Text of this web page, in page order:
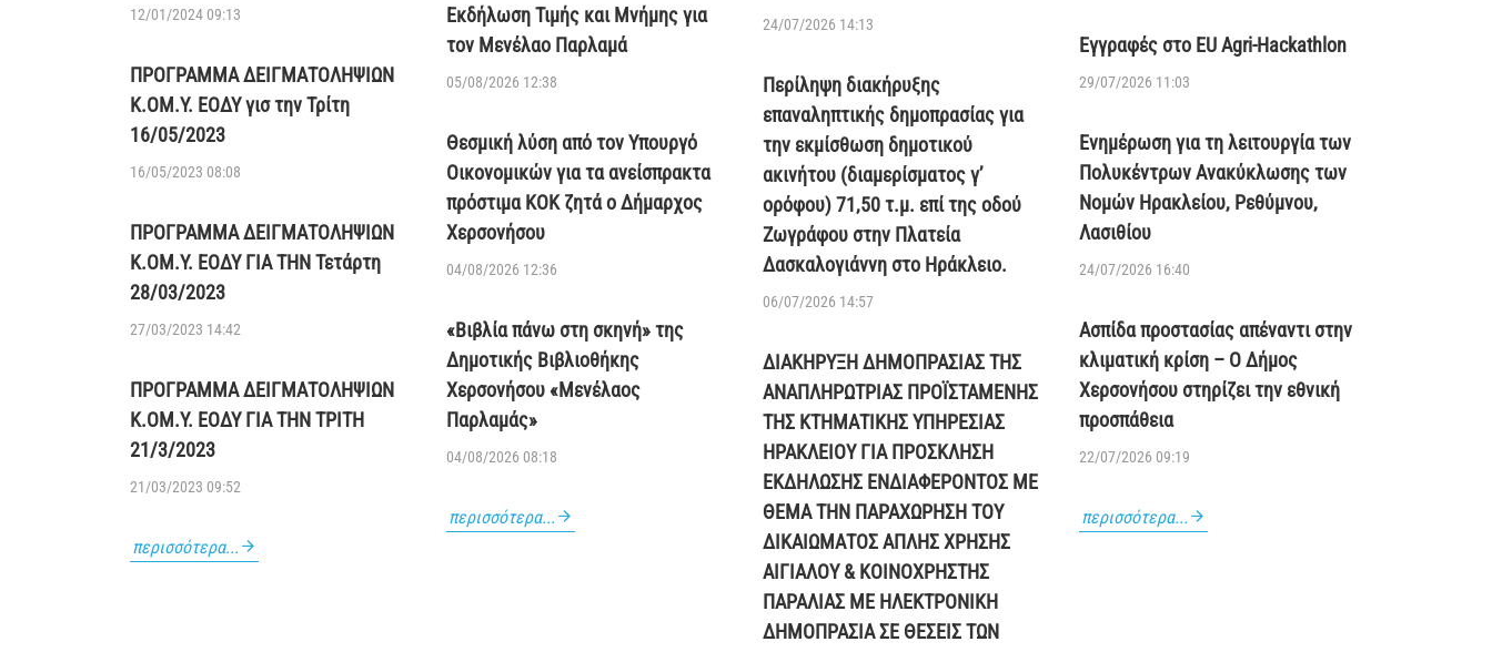
12/01/2024 09:13
ΠΡΟΓΡΑΜΜΑ ΔΕΙΓΜΑΤΟΛΗΨΙΩΝ
Κ.ΟΜ.Υ. ΕΟΔΥ γισ την Τρίτη
16/05/2023
16/05/2023 08:08
ΠΡΟΓΡΑΜΜΑ ΔΕΙΓΜΑΤΟΛΗΨΙΩΝ
Κ.ΟΜ.Υ. ΕΟΔΥ ΓΙΑ ΤΗΝ Τετάρτη
28/03/2023
27/03/2023 14:42
ΠΡΟΓΡΑΜΜΑ ΔΕΙΓΜΑΤΟΛΗΨΙΩΝ
Κ.ΟΜ.Υ. ΕΟΔΥ ΓΙΑ ΤΗΝ ΤΡΙΤΗ
21/3/2023
21/03/2023 09:52
περισσότερα...
Εκδήλωση Τιμής και Μνήμης για
τον Μενέλαο Παρλαμά
05/08/2026 12:38
Θεσμική λύση από τον Υπουργό
Οικονομικών για τα ανείσπρακτα
πρόστιμα ΚΟΚ ζητά ο Δήμαρχος
Χερσονήσου
04/08/2026 12:36
«Βιβλία πάνω στη σκηνή» της
Δημοτικής Βιβλιοθήκης
Χερσονήσου «Μενέλαος
Παρλαμάς»
04/08/2026 08:18
περισσότερα...
24/07/2026 14:13
Περίληψη διακήρυξης
επαναληπτικής δημοπρασίας για
την εκμίσθωση δημοτικού
ακινήτου (διαμερίσματος γ’
ορόφου) 71,50 τ.μ. επί της οδού
Ζωγράφου στην Πλατεία
Δασκαλογιάννη στο Ηράκλειο.
06/07/2026 14:57
ΔΙΑΚΗΡΥΞΗ ΔΗΜΟΠΡΑΣΙΑΣ ΤΗΣ
ΑΝΑΠΛΗΡΩΤΡΙΑΣ ΠΡΟΪΣΤΑΜΕΝΗΣ
ΤΗΣ ΚΤΗΜΑΤΙΚΗΣ ΥΠΗΡΕΣΙΑΣ
ΗΡΑΚΛΕΙΟΥ ΓΙΑ ΠΡΟΣΚΛΗΣΗ
ΕΚΔΗΛΩΣΗΣ ΕΝΔΙΑΦΕΡΟΝΤΟΣ ΜΕ
ΘΕΜΑ ΤΗΝ ΠΑΡΑΧΩΡΗΣΗ ΤΟΥ
ΔΙΚΑΙΩΜΑΤΟΣ ΑΠΛΗΣ ΧΡΗΣΗΣ
ΑΙΓΙΑΛΟΥ & ΚΟΙΝΟΧΡΗΣΤΗΣ
ΠΑΡΑΛΙΑΣ ΜΕ ΗΛΕΚΤΡΟΝΙΚΗ
ΔΗΜΟΠΡΑΣΙΑ ΣΕ ΘΕΣΕΙΣ ΤΩΝ
Εγγραφές στο EU Agri-Hackathlon
29/07/2026 11:03
Ενημέρωση για τη λειτουργία των
Πολυκέντρων Ανακύκλωσης των
Νομών Ηρακλείου, Ρεθύμνου,
Λασιθίου
24/07/2026 16:40
Ασπίδα προστασίας απέναντι στην
κλιματική κρίση – Ο Δήμος
Χερσονήσου στηρίζει την εθνική
προσπάθεια
22/07/2026 09:19
περισσότερα...